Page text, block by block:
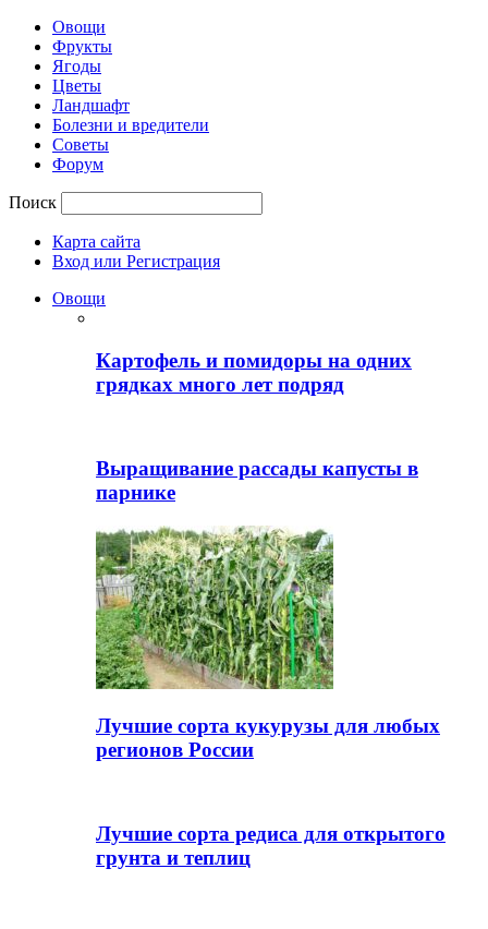
Овощи
Фрукты
Ягоды
Цветы
Ландшафт
Болезни и вредители
Советы
Форум
Поиск
Карта сайта
Вход или Регистрация
Овощи
Картофель и помидоры на одних
грядках много лет подряд
Выращивание рассады капусты в
парнике
Лучшие сорта кукурузы для любых
регионов России
Лучшие сорта редиса для открытого
грунта и теплиц